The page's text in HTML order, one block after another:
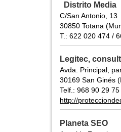
Distrito Media
C/San Antonio, 13
30850 Totana
T.: 622 020 474 /
Legitec,
Avda. Principal,
30169 San Ginés
Telf.: 968 90 29 75
http://
Planeta SEO